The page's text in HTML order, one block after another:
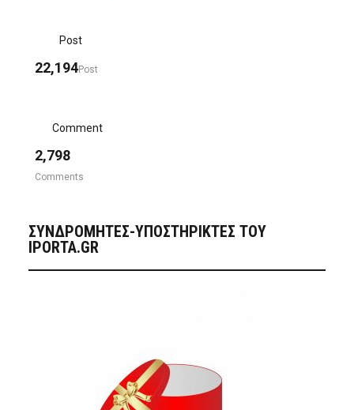
Post
22,194Post
Comment
2,798
Comments
ΣΥΝΔΡΟΜΗΤΈΣ-ΥΠΟΣΤΗΡΙΚΤΈΣ ΤΟΥ
IPORTA.GR